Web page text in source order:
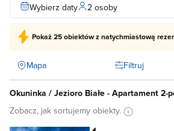
Wybierz daty 2 osoby
Pokaż25 obiektówz natychmiastową
Mapa Filtruj
Okuninka / Jezioro Białe - Apartament 2-
Zobacz, jak sortujemy obiekty.